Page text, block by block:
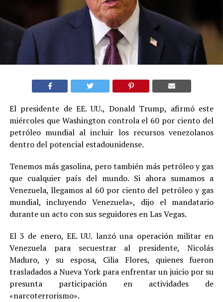
El presidente de EE. UU., Donald Trump, afirmó este
miércoles que Washington controla el 60 por ciento del
petróleo mundial al incluir los recursos venezolanos
dentro del potencial estadounidense.
Tenemos más gasolina, pero también más petróleo y gas
que cualquier país del mundo. Si ahora sumamos a
Venezuela, llegamos al 60 por ciento del petróleo y gas
mundial, incluyendo Venezuela», dijo el mandatario
durante un acto con sus seguidores en Las Vegas.
El 3 de enero, EE. UU. lanzó una operación militar en
Venezuela para secuestrar al presidente, Nicolás
Maduro, y su esposa, Cilia Flores, quienes fueron
trasladados a Nueva York para enfrentar un juicio por su
presunta participación en actividades de
«narcoterrorismo».